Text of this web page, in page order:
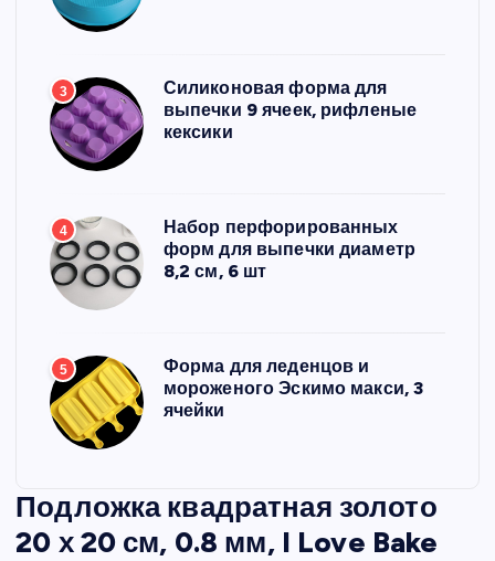
3
Силиконовая форма для
выпечки 9 ячеек, рифленые
кексики
4
Набор перфорированных
форм для выпечки диаметр
8,2 см, 6 шт
5
Форма для леденцов и
мороженого Эскимо макси, 3
ячейки
Подложка квадратная золото
20 х 20 см, 0.8 мм, I Love Bake